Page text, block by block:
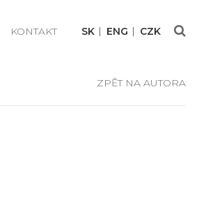
KONTAKT SK ENG CZK
ZPĚT NA AUTORA